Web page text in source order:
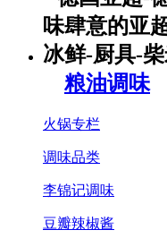
粮油调味
火锅专栏
调味品类
李锦记调味
豆瓣辣椒酱